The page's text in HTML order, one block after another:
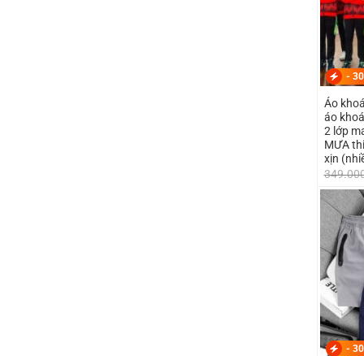
-
Áo
áo khoát
2 lớp
MƯA
xịn
-